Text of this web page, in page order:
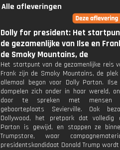
Alle afleveringen
Dolly for president: Het
de gezamenlijke van Ilse en
de Smoky Mountains, de
Het startpunt van de gezamenlijke reis
Frank zijn de Smoky Mountains, de
allemaal begon voor Dolly Parton.
dompelen zich onder in haar wereld,
door te spreken met mensen
geboorteplaats Sevierville. Ook
Dollywood, het pretpark dat volledig
Parton is gewijd, en stappen ze
Trumpstore, waar
presidentskandidaat Donald Trump